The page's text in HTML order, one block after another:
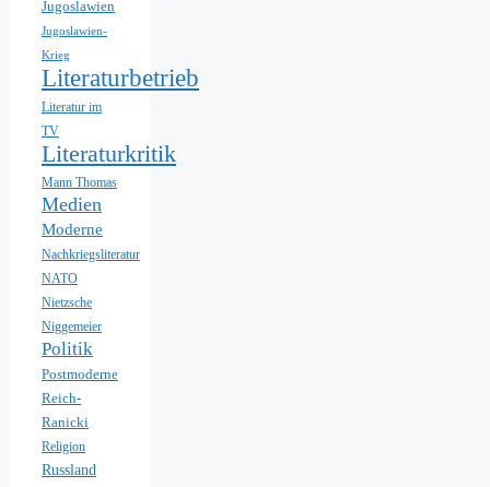
Jugoslawien
Jugoslawien-
Krieg
Literaturbetrieb
Literatur im
TV
Literaturkritik
Mann Thomas
Medien
Moderne
Nachkriegsliteratur
NATO
Nietzsche
Niggemeier
Politik
Postmoderne
Reich-
Ranicki
Religion
Russland